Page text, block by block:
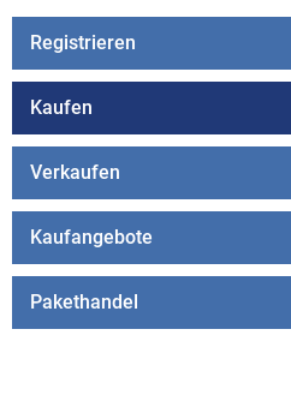
Registrieren
Kaufen
Verkaufen
Kaufangebote
Pakethandel